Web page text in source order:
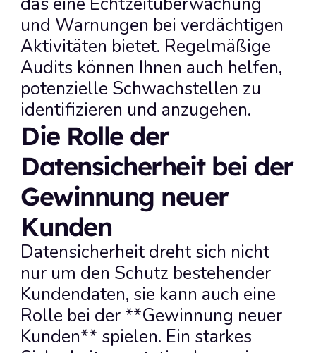
und Warnungen bei verdächtigen
Aktivitäten bietet. Regelmäßige
Audits können Ihnen auch helfen,
potenzielle Schwachstellen zu
identifizieren und anzugehen.
Die Rolle der
Datensicherheit bei der
Gewinnung neuer
Kunden
Datensicherheit dreht sich nicht
nur um den Schutz bestehender
Kundendaten, sie kann auch eine
Rolle bei der **Gewinnung neuer
Kunden** spielen. Ein starkes